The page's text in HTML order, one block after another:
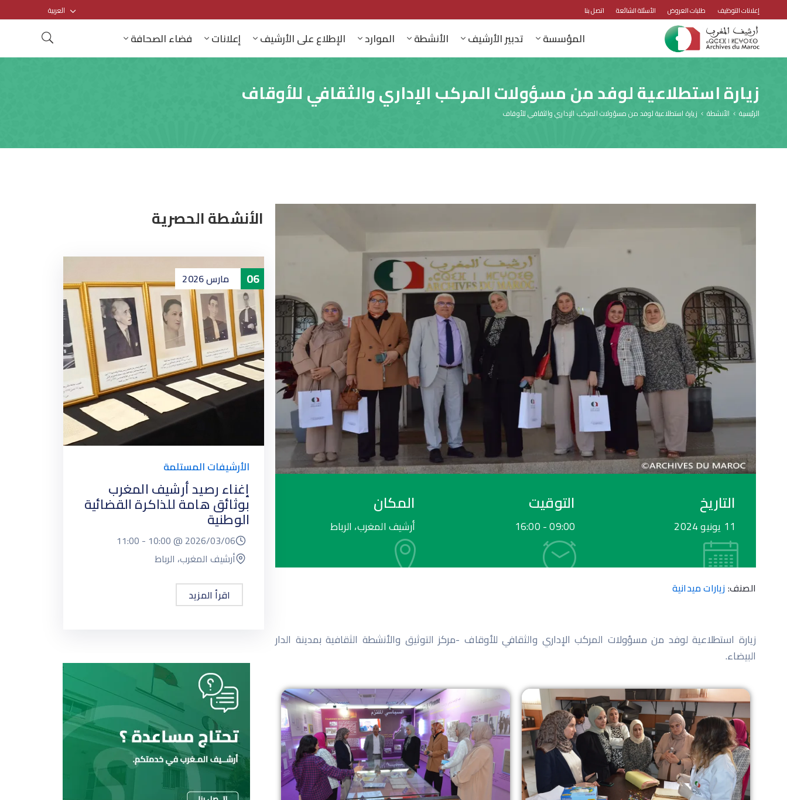
إعلانات التوظيف طلبات العروض الأسئلة الشائعة اتصل بنا العربية
المؤسسة تدبير الأرشيف الأنشطة الموارد الإطلاع على الأرشيف إعلانات فضاء الصحافة
زيارة استطلاعية لوفد من مسؤولات المركب الإداري والثقافي للأوقاف
الرئيسية الأنشطة زيارة استطلاعية لوفد من مسؤولات المركب الإداري والثقافي للأوقاف
التاريخ
11 يونيو 2024
التوقيت
09:00 -
16:00
المكان
أرشيف المغرب، الرباط
الصنف:زيارات ميدانية
زيارة استطلاعية لوفد من مسؤولات المركب الإداري والثقافي للأوقاف -مركز التوثيق والأنشطة الثقافية بمدينة الدار
البيضاء.
الأنشطة الحصرية
06 مارس2026
الأرشيفات المستلمة
إغناء رصيد أرشيف المغرب
بوثائق هامة للذاكرة القضائية
الوطنية
2026/03/06 @
10:00 -
11:00
أرشيف المغرب، الرباط
اقرأ المزيد
02 مارس2026
أرشيفنا… جسر بين الماضي
والمستقبل
2026/03/02 @
09:00 -
16:00
محاضرات ولقاءات
إطلاق البوابة الإلكترونية
للمناظرة الوطنية الأولى حول
الأرشيف بالمغرب
2026/04/08 @
09:10 -
19:10
أكاديمية المملكة المغربية
اقرأ المزيد